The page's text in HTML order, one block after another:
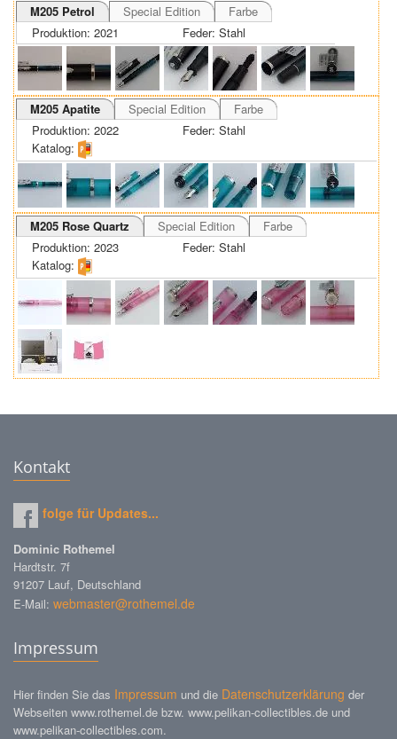
M205 Petrol Special Edition
Farbe
Produktion: 2021
Feder: Stahl
M205 Apatite Special Edition
Farbe
Produktion: 2022
Feder: Stahl
Katalog:
M205 Rose Quartz Special Edition
Farbe
Produktion: 2023
Feder: Stahl
Katalog:
Kontakt
folge für Updates...
Dominic Rothemel
Hardtstr. 7f
91207 Lauf, Deutschland
E-Mail: webmaster@rothemel.de
Impressum
Hier finden Sie das Impressum und die Datenschutzerklärung der
Webseiten www.rothemel.de bzw. www.pelikan-collectibles.de und
www.pelikan-collectibles.com.